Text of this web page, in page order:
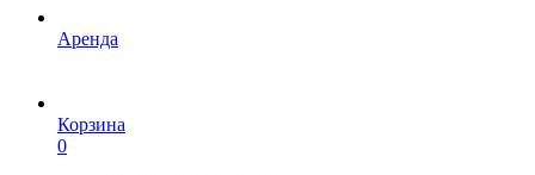
Аренда
Корзина
0